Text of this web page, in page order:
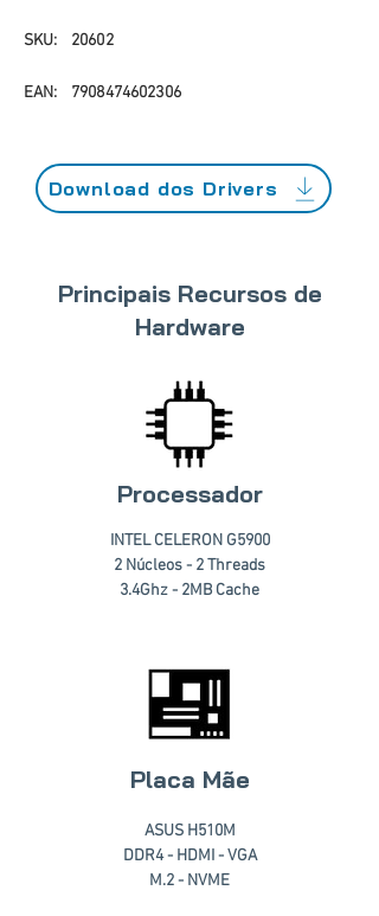
SKU: 20602
EAN: 7908474602306
Download dos Drivers
Principais Recursos de
Hardware
Processador
INTEL CELERON G5900
2 Núcleos - 2 Threads
3.4Ghz - 2MB Cache
Placa Mãe
ASUS H510M
DDR4 - HDMI - VGA
M.2 - NVME